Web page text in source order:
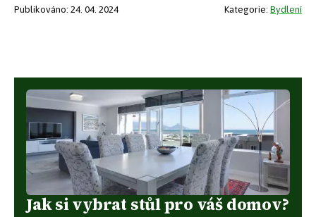
Publikováno: 24. 04. 2024 Kategorie: Bydlení
Jak si vybrat stůl pro váš domov?